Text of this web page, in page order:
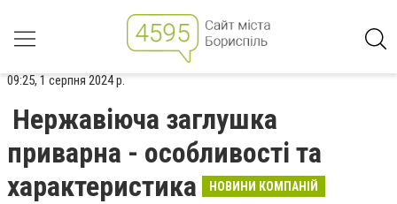
09:25, 1 серпня 2024 р.
Нержавіюча заглушка
приварна - особливості та
характеристика
НОВИНИ КОМПАНІЙ